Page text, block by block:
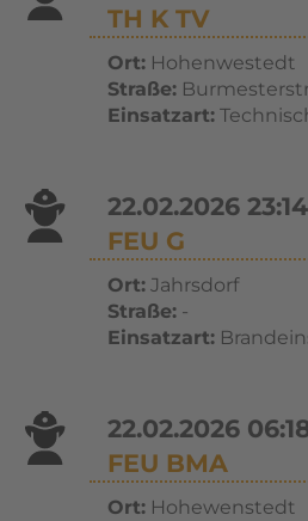
TH K TV
Ort:Hohenwestedt
Straße:
Einsatzart:
22.02.2026 23:14
FEU G
Ort:Jahrsdorf
Straße:-
Einsatzart:
22.02.2026
FEU BMA
Ort:Hohewenstedt